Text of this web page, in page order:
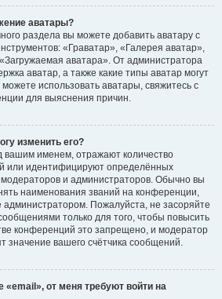
аватары?
раздела вы можете добавить аватару с
«Граватар», «Галерея аватар»,
аватара». От администратора
аватар, а также какие типы аватар могут
использовать аватары, свяжитесь с
для выяснения причин.
изменить его?
именем, отражают количество
или идентифицируют определённых
и администраторов. Обычно вы
наименования званий на конференции,
администратором. Пожалуйста, не засоряйте
только для того, чтобы повысить
конференций это запрещено, и модератор
значение вашего счётчика сообщений.
от меня требуют войти на